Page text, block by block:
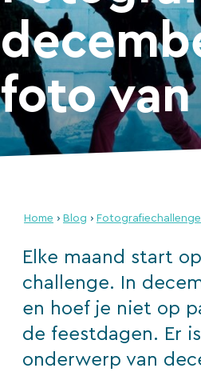
foto van
Home › Blog › Fotografiechallenge
Elke maand start
challenge. In
en hoef je niet op
de feestdagen. Er
onderwerp van